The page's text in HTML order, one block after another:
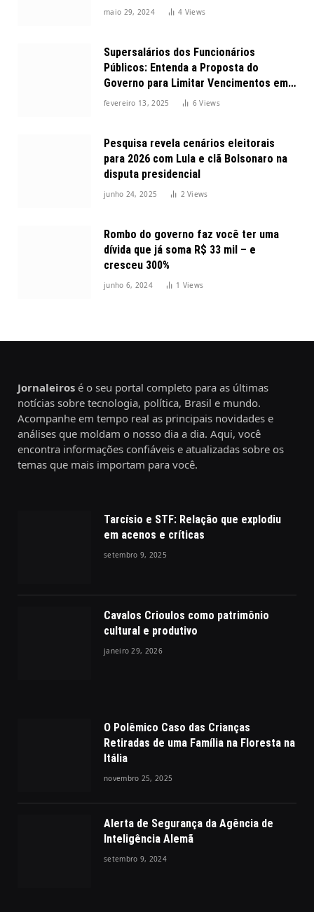
maio 29, 2024 4 Views
Supersalários dos Funcionários
Públicos: Entenda a Proposta do
Governo para Limitar Vencimentos em
2025
fevereiro 13, 2025 6Views
Pesquisa revela cenários eleitorais
para 2026 com Lula e clã Bolsonaro na
disputa presidencial
junho 24, 2025 2Views
Rombo do governo faz você ter uma
dívida que já soma R$ 33 mil – e
cresceu 300%
junho 6, 2024 1 Views
Jornaleiros é o seu portal completo para as últimas
notícias sobre tecnologia, política, Brasil e mundo.
Acompanhe em tempo real as principais novidades e
análises que moldam o nosso dia a dia. Aqui, você
encontra informações confiáveis e atualizadas sobre os
temas que mais importam para você.
Tarcísio e STF: Relação que explodiu
em acenos e críticas
setembro 9, 2025
Cavalos Crioulos como patrimônio
cultural e produtivo
janeiro 29, 2026
O Polêmico Caso das Crianças
Retiradas de uma Família na Floresta na
Itália
novembro 25, 2025
Alerta de Segurança da Agência de
Inteligência Alemã
setembro 9, 2024